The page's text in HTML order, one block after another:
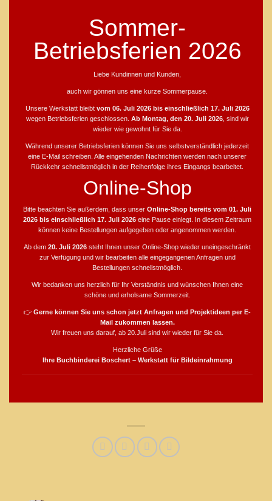
Sommer-
Betriebsferien 2026
Liebe Kundinnen und Kunden,
auch wir gönnen uns eine kurze Sommerpause.
Unsere Werkstatt bleibt vom 06. Juli 2026 bis einschließlich 17. Juli 2026
wegen Betriebsferien geschlossen. Ab Montag, den 20. Juli 2026, sind wir
wieder wie gewohnt für Sie da.
Während unserer Betriebsferien können Sie uns selbstverständlich jederzeit
eine E-Mail schreiben. Alle eingehenden Nachrichten werden nach unserer
Rückkehr schnellstmöglich in der Reihenfolge ihres Eingangs bearbeitet.
Online-Shop
Bitte beachten Sie außerdem, dass unserOnline-Shop bereits vom 01. Juli
2026 bis einschließlich 17. Juli 2026 eine Pause einlegt. In diesem Zeitraum
können keine Bestellungen aufgegeben oder angenommen werden.
Ab dem20. Juli 2026 steht Ihnen unser Online-Shop wieder uneingeschränkt
zur Verfügung und wir bearbeiten alle eingegangenen Anfragen und
Bestellungen schnellstmöglich.
Wir bedanken uns herzlich für Ihr Verständnis und wünschen Ihnen eine
schöne und erholsame Sommerzeit.
👉Gerne können Sie uns schon jetzt Anfragen und Projektideen per E-
Mail zukommen lassen.
Wir freuen uns darauf, ab 20.Juli sind wir wieder für Sie da.
Herzliche Grüße
Ihre Buchbinderei Boschert – Werkstatt für Bildeinrahmung